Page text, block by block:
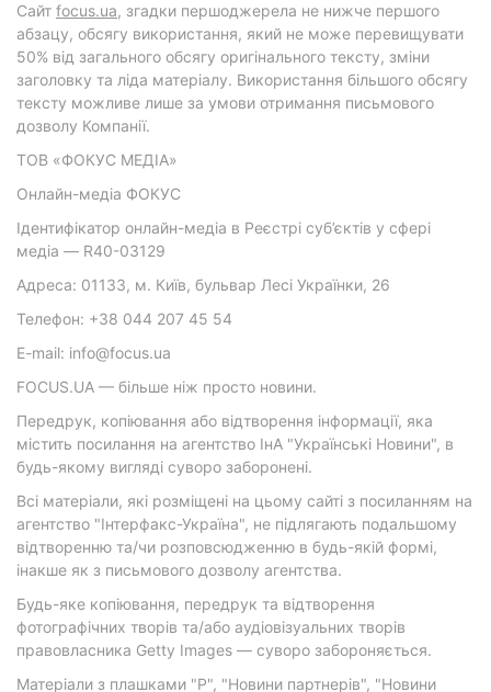
Cайт focus.ua, згадки першоджерела не нижче першого
абзацу, обсягу використання, який не може перевищувати
50% від загального обсягу оригінального тексту, зміни
заголовку та ліда матеріалу. Використання більшого обсягу
тексту можливе лише за умови отримання письмового
дозволу Компанії.
ТОВ «ФОКУС МЕДІА»
Онлайн-медіа ФОКУС
Ідентифікатор онлайн-медіа в Реєстрі суб’єктів у сфері
медіа — R40-03129
Адреса: 01133, м. Київ, бульвар Лесі Українки, 26
Телефон: +38 044 207 45 54
E-mail: info@focus.ua
FOCUS.UA — більше ніж просто новини.
Передрук, копіювання або відтворення інформації, яка
містить посилання на агентство ІнА "Українські Новини", в
будь-якому вигляді суворо заборонені.
Всі матеріали, які розміщені на цьому сайті з посиланням на
агентство "Інтерфакс-Україна", не підлягають подальшому
відтворенню та/чи розповсюдженню в будь-якій формі,
інакше як з письмового дозволу агентства.
Будь-яке копіювання, передрук та відтворення
фотографічних творів та/або аудіовізуальних творів
правовласника Getty Images — суворо забороняється.
Матеріали з плашками "Р", "Новини партнерів", "Новини